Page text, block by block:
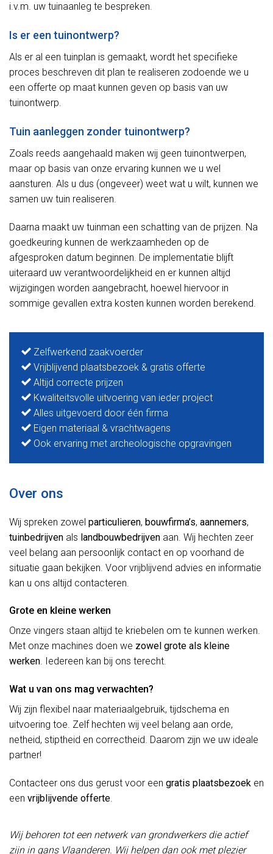
i.v.m. uw tuinaanleg te bespreken.
Is er een tuinontwerp?
Als er al een tuinplan is gemaakt, wordt het specifieke
proces beschreven dit plan te realiseren zodoende we u
een offerte op maat kunnen geven op basis van uw
tuinontwerp.
Tuin aanleggen zonder tuinontwerp?
Zoals reeds aangehaald maken wij geen tuinontwerpen,
maar op basis van onze ervaring kunnen we u wel
aansturen. Als u dus (ongeveer) weet wat u wilt, kunnen we
samen uw tuin realiseren.
Daarna maakt uw tuinman een schatting van de prijzen. Na
goedkeuring kunnen de werkzaamheden op de
afgesproken datum beginnen. De implementatie blijft
uiteraard uw verantwoordelijkheid en er kunnen altijd
wijzigingen worden aangebracht, hoewel hiervoor in
sommige gevallen extra kosten kunnen worden berekend.
Zelfwerkend zaakvoerder
Vrijblijvend plaatsbezoek & gratis offerte
Altijd correcte prijzen
Kwaliteitsvolle uitvoering van ieder project
Alles uitgevoerd door één firma
Eigen materiaal & vrachtwagens
Ook ervaring met archeologische opgravingen
Over ons
Wij spreken zowel particulieren, bouwfirma’s, aannemers,
tuinbedrijven als landbouwbedrijven aan. Wij hechten zeer
veel belang aan persoonlijk contact en op voorhand de
situatie gaan bekijken. Voor vrijblijvend advies en informatie
kan u ons altijd contacteren.
Grote en kleine werken
Onze vingers staan altijd te kriebelen om te kunnen werken.
Met onze machines doen we zowel grote als kleine
werken. Iedereen kan bij ons terecht.
Wat u van ons mag verwachten?
Wij zijn flexibel naar materiaalgebruik, tijdschema en
uitvoering toe. Zelf hechten wij veel belang aan orde,
netheid, stiptheid en correctheid. Daarom zijn we uw ideale
partner!
Contacteer ons dus gerust voor een gratis plaatsbezoek en
een vrijblijvende offerte.
Wij behoren tot een netwerk van grondwerkers die actief
zijn in gans Vlaanderen. Wij helpen dan ook met plezier